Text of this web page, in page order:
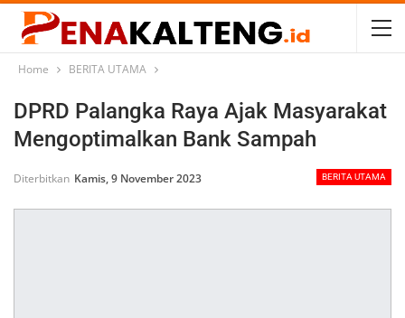
Home BERITA UTAMA
DPRD Palangka Raya Ajak Masyarakat
Mengoptimalkan Bank Sampah
BERITA UTAMA
Diterbitkan Kamis, 9 November 2023